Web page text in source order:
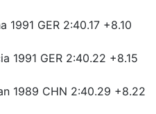
1991 GER 2:40.17 +8.10
1991 GER 2:40.22 +8.15
1989 CHN 2:40.29 +8.22